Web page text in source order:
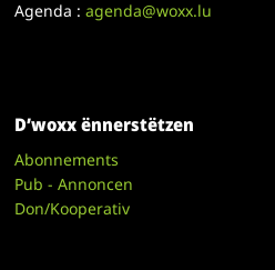
Agenda :agenda@woxx.lu
D’woxx ënnerstëtzen
Abonnements
Pub - Annoncen
Don/Kooperativ